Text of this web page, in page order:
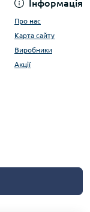
Інформація
Про нас
Карта сайту
Виробники
Акції